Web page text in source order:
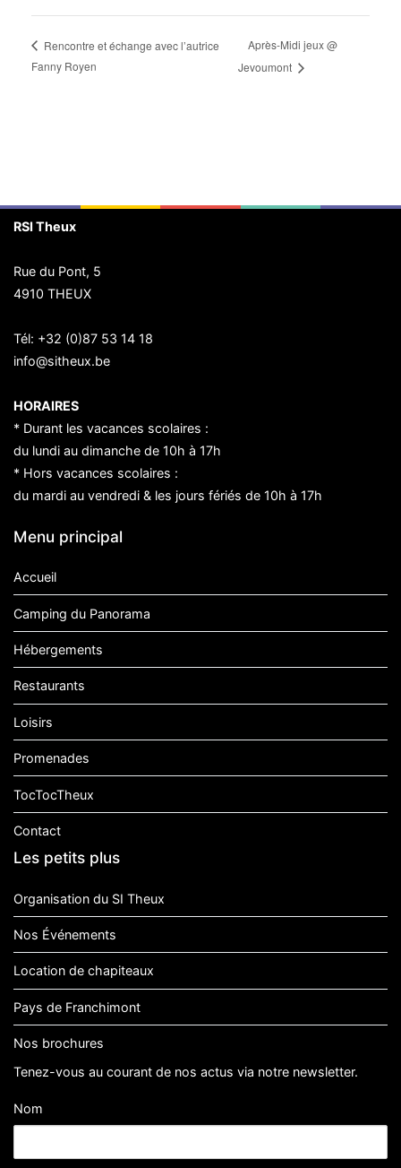
Rencontre et échange avec l’autrice
Fanny Royen
Après-Midi jeux @
Jevoumont
RSI Theux
Rue du Pont, 5
4910 THEUX
Tél: +32 (0)87 53 14 18
info@sitheux.be
HORAIRES
* Durant les vacances scolaires :
du lundi au dimanche de 10h à 17h
* Hors vacances scolaires :
du mardi au vendredi & les jours fériés de 10h à 17h
Menu principal
Accueil
Camping du Panorama
Hébergements
Restaurants
Loisirs
Promenades
TocTocTheux
Contact
Les petits plus
Organisation du SI Theux
Nos Événements
Location de chapiteaux
Pays de Franchimont
Nos brochures
Tenez-vous au courant de nos actus via notre newsletter.
Nom